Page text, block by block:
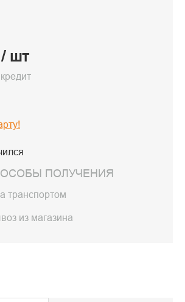
/ шт
ПОЛУЧЕНИЯ
транспортом
из магазина